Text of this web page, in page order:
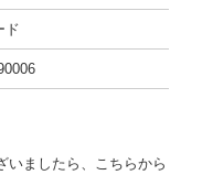
ド
いましたら、こちらから